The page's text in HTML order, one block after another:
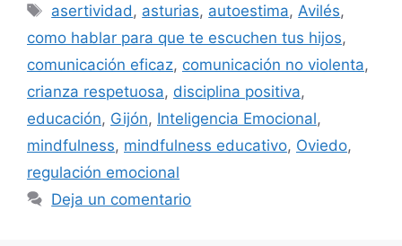
asertividad , asturias, autoestima, Avilés,
como hablar para que te escuchen tus hijos,
comunicación eficaz, comunicación no violenta,
crianza respetuosa, disciplina positiva,
educación, Gijón, Inteligencia Emocional,
mindfulness, mindfulness educativo, Oviedo,
regulación emocional
Deja un comentario